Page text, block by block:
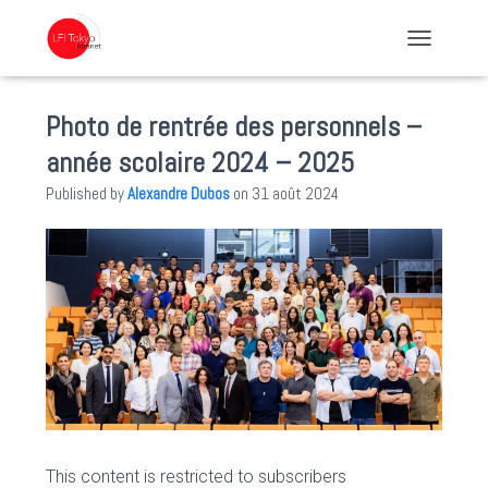
Photo de rentrée des personnels –
année scolaire 2024 – 2025
Published byAlexandre Dubos on 31 août 2024
This content is restricted to subscribers